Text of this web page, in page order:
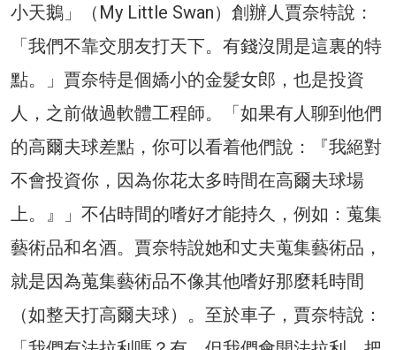
小天鵝」（My Little Swan）創辦人賈奈特說：
「我們不靠交朋友打天下。有錢沒閒是這裏的特
點。」賈奈特是個嬌小的金髮女郎，也是投資
人，之前做過軟體工程師。「如果有人聊到他們
的高爾夫球差點，你可以看着他們說：『我絕對
不會投資你，因為你花太多時間在高爾夫球場
上。』」不佔時間的嗜好才能持久，例如：蒐集
藝術品和名酒。賈奈特說她和丈夫蒐集藝術品，
就是因為蒐集藝術品不像其他嗜好那麼耗時間
（如整天打高爾夫球）。至於車子，賈奈特說：